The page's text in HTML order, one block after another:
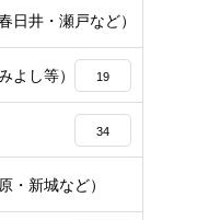
日井・瀬戸など）
よし等） 19
34
・新城など）